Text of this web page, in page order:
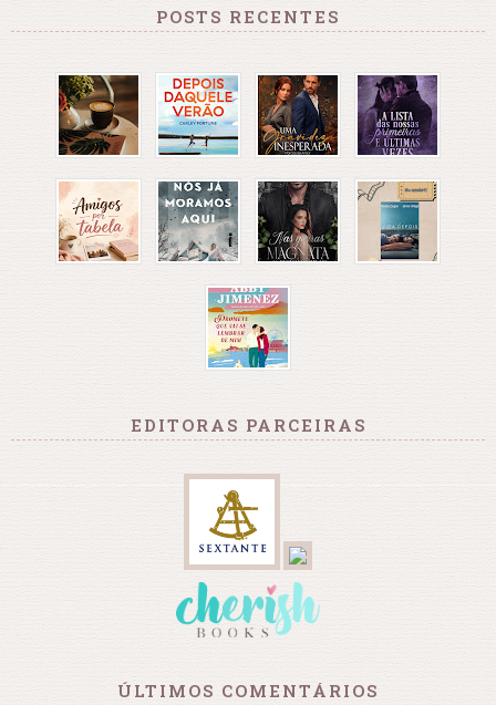
POSTS RECENTES
EDITORAS PARCEIRAS
ÚLTIMOS COMENTÁRIOS